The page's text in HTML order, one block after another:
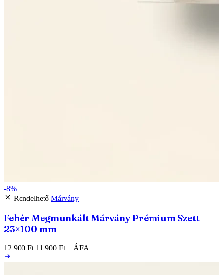
-8%
Rendelhető Márvány
Fehér Megmunkált Márvány Prémium Szett
23×100 mm
12 900 Ft 11 900 Ft + ÁFA